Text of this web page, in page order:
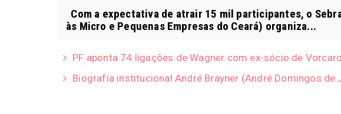
Com a expectativa de atrair 15 mil participantes, o
às Micro e Pequenas Empresas do Ceará) organiza...
PF aponta 74 ligações de Wagner com ex-sócio de Vorcaro
Biografia institucional André Brayner (André Domingos de